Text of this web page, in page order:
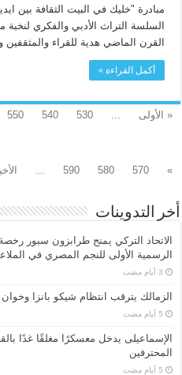
مبادرة "خليك في البيت الثقافة بين
السلسة التراث الأدبي والفكري لنخبة
القرن الماضي هدية للقراء
أكمل القراءة »
« الأولى ...
530
540
550
»
570
580
590
...
أخر التدوينات
الاتحاد التركي يمنح طرابزون سبور
الرسمية الأولى للنجم المصري في
الزمالك يترقب انتظام شيكو بانزا
الإسماعیلی یدخل معسكرًا مغلقًا غدًا
المحترفين